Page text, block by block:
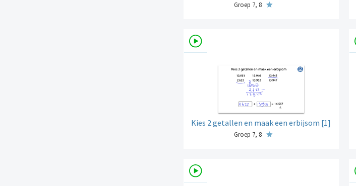
Groep 7, 8
Kies 2 getallen en maak een erbijsom [1]
Groep 7, 8